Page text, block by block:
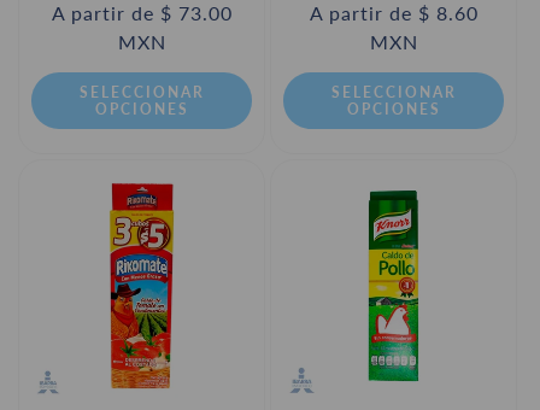
Precio
habitual
A partir de $ 73.00
MXN
SELECCIONAR
OPCIONES
Precio
habitual
A partir de $ 8.60
MXN
SELECCIONAR
OPCIONES